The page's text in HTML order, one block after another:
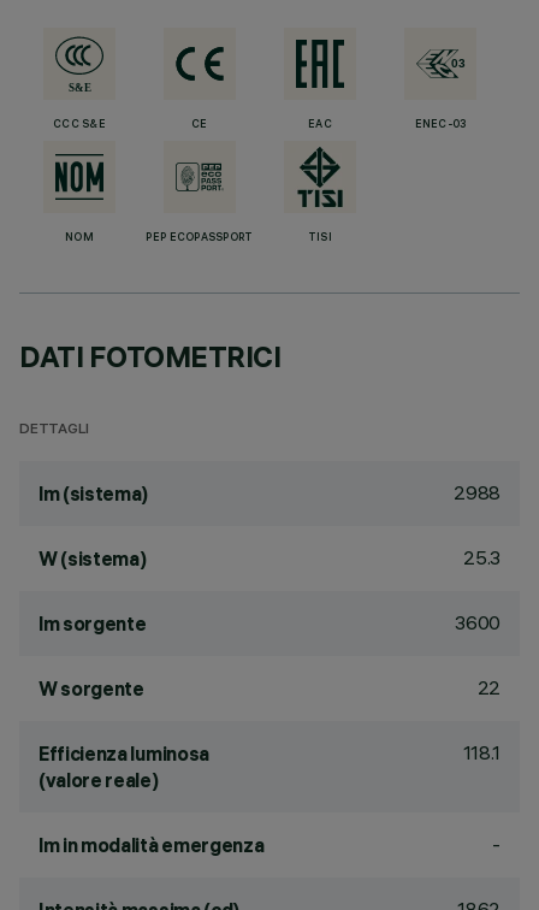
CCC S&E CE EAC ENEC-03
NOM PEP ECOPASSPORT TISI
DATI FOTOMETRICI
DETTAGLI
lm (sistema) 2988
W (sistema) 25.3
lm sorgente 3600
W sorgente 22
Efficienza luminosa
(valore reale)
118.1
lm in modalità emergenza -